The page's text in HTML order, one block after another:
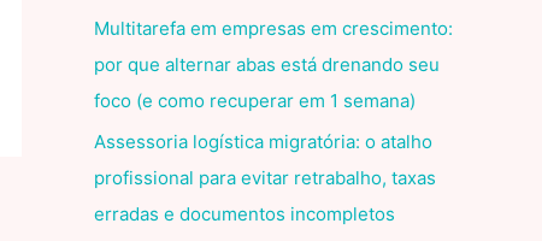
Multitarefa em empresas em crescimento:
por que alternar abas está drenando seu
foco (e como recuperar em 1 semana)
Assessoria logística migratória: o atalho
profissional para evitar retrabalho, taxas
erradas e documentos incompletos